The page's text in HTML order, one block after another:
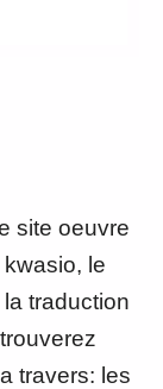
site oeuvre
le
traduction
travers: les